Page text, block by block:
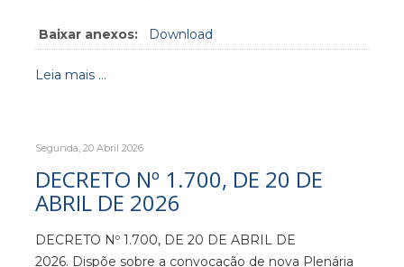
Baixar anexos: Download
Leia mais ...
Segunda, 20 Abril 2026
DECRETO Nº 1.700, DE 20 DE
ABRIL DE 2026
DECRETO Nº 1.700, DE 20 DE ABRIL DE
2026. Dispõe sobre a convocação de nova Plenária